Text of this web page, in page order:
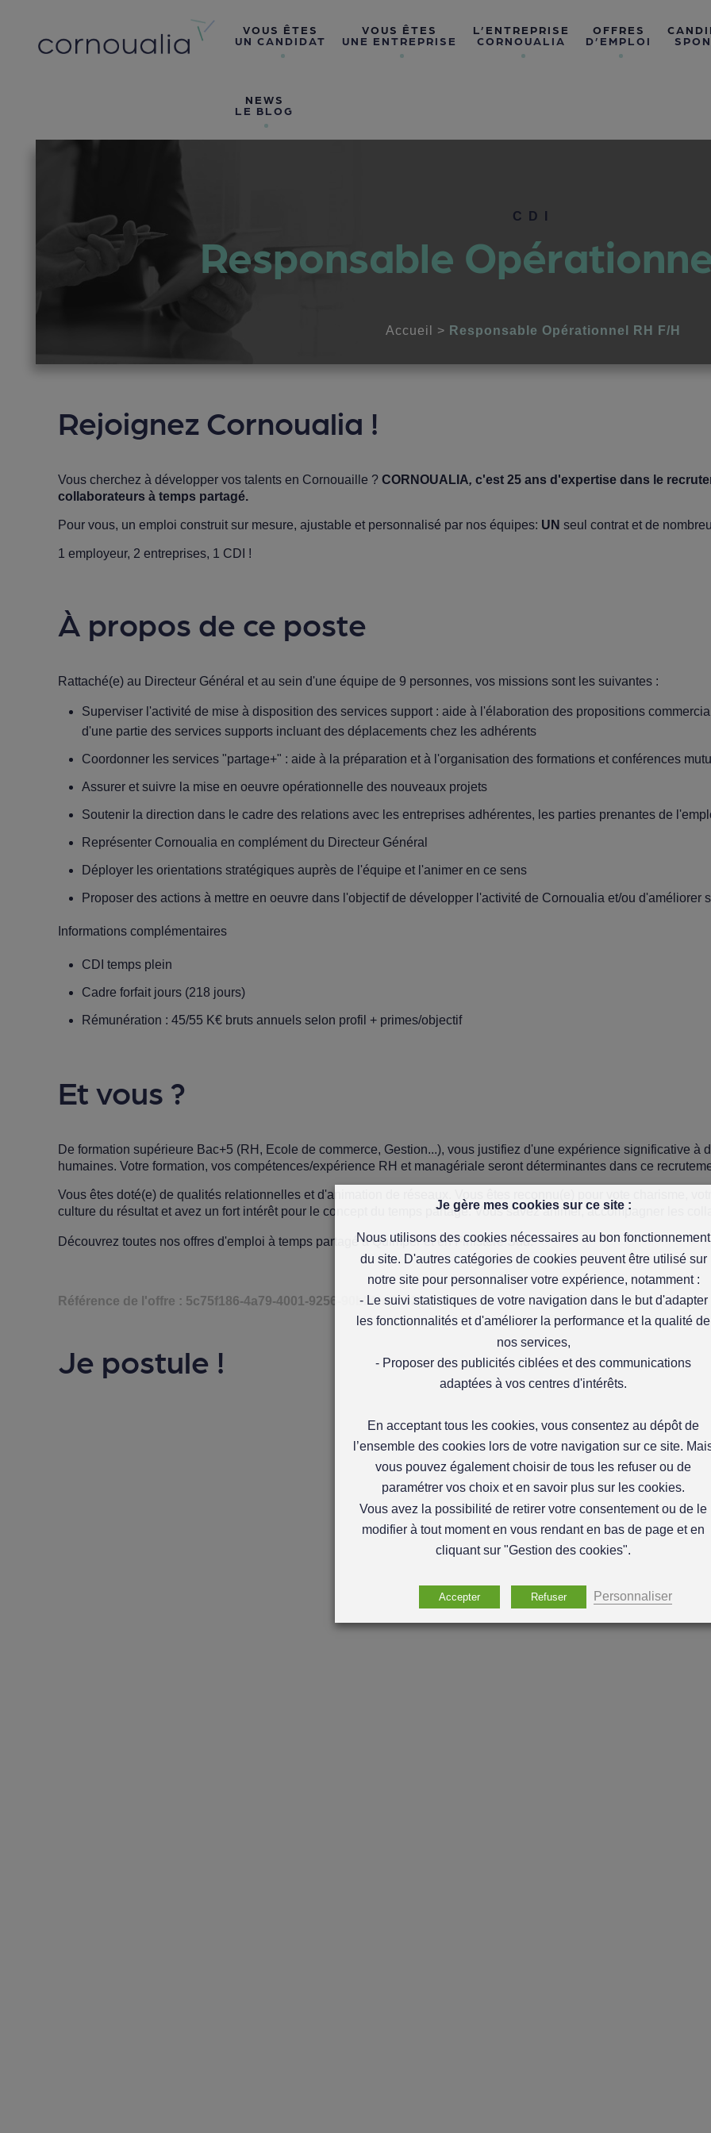
VOUS ÊTES
UN CANDIDAT
VOUS ÊTES
UNE ENTREPRISE
L’ENTREPRISE
CORNOUALIA
OFFRES
D’EMPLOI
NEWS
LE BLOG
CDI
Responsable
Accueil > Responsable Opérationnel RH F/H
Rejoignez Cornoualia !
Vous cherchez à développer vos talents en Cornouaille ?CORNOUALIA,c'est 25 ans d'expertise dans le
collaborateurs à temps partagé.
Pour vous, un emploi construit sur mesure, ajustable et personnalisé par nos équipes: UNseul contrat et de
1 employeur, 2 entreprises, 1 CDI !
À propos de ce poste
Rattaché(e) au Directeur Général et au sein d'une équipe de 9 personnes, vos missions sont les suivantes :
Superviser l'activité de mise à disposition des services support : aide à l'élaboration des propositions
d'une partie des services supports incluant des déplacements chez les adhérents
Coordonner les services "partage+" : aide à la préparation et à l'organisation des formations et conférences
Assurer et suivre la mise en oeuvre opérationnelle des nouveaux projets
Soutenir la direction dans le cadre des relations avec les entreprises adhérentes, les parties prenantes de
Représenter Cornoualia en complément du Directeur Général
Déployer les orientations stratégiques auprès de l'équipe et l'animer en ce sens
Proposer des actions à mettre en oeuvre dans l'objectif de développer l'activité de Cornoualia et/ou d'améliorer
Informations complémentaires
CDI temps plein
Cadre forfait jours (218 jours)
Rémunération : 45/55 K€ bruts annuels selon profil + primes/objectif
Et vous ?
De formation supérieure Bac+5 (RH, Ecole de commerce, Gestion...), vous justifiez d'une expérience significative à
humaines. Votre formation, vos compétences/expérience RH et managériale seront déterminantes dans ce
Vous êtes doté(e) de qualités relationnelles et d'animation de réseaux. Vous êtes reconnu(e) pour vote charisme,
culture du résultat et avez un fort intérêt pour le concept du temps partagé. Vous savez animer, accompagner les
Découvrez toutes nosoffres d'emploi à temps partagé à Quimper et en Finistère Sud.
Référence de l'offre : 5c75f186-4a79-4001-9256-90b2f1d5e325
Je postule !
Je gère mes cookies sur ce site :
Nous utilisons des cookies nécessaires au bon fonctionnement
du site. D'autres catégories de cookies peuvent être utilisé sur
notre site pour personnaliser votre expérience, notamment :
- Le suivi statistiques de votre navigation dans le but d'adapter
les fonctionnalités et d'améliorer la performance et la qualité de
nos services,
- Proposer des publicités ciblées et des communications
adaptées à vos centres d'intérêts.
En acceptant tous les cookies, vous consentez au dépôt de
l’ensemble des cookies lors de votre navigation sur ce site.
vous pouvez également choisir de tous les refuser ou de
paramétrer vos choix et en savoir plus sur les cookies.
Vous avez la possibilité de retirer votre consentement ou de le
modifier à tout moment en vous rendant en bas de page et en
cliquant sur "Gestion des cookies".
Accepter Refuser Personnaliser